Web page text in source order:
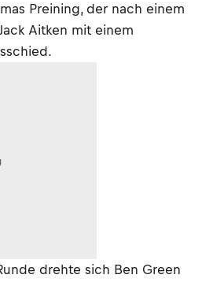
Preining, der nach einem
Aitken mit einem
drehte sich Ben Green